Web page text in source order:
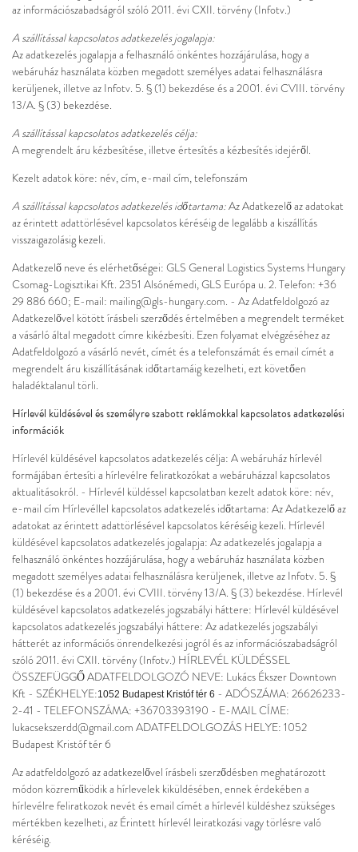
az információszabadságról szóló 2011. évi CXII. törvény (Infotv.)
A szállítással kapcsolatos adatkezelés jogalapja:
Az adatkezelés jogalapja a felhasználó önkéntes hozzájárulása, hogy a
webáruház használata közben megadott személyes adatai felhasználásra
kerüljenek, illetve az Infotv. 5. § (1) bekezdése és a 2001. évi CVIII. törvény
13/A. § (3) bekezdése.
A szállítással kapcsolatos adatkezelés célja:
A megrendelt áru kézbesítése, illetve értesítés a kézbesítés idejéről.
Kezelt adatok köre: név, cím, e-mail cím, telefonszám
A szállítással kapcsolatos adatkezelés időtartama:Az Adatkezelő az adatokat
az érintett adattörlésével kapcsolatos kéréséig de legalább a kiszállítás
visszaigazolásig kezeli.
Adatkezelő neve és elérhetőségei: GLS General Logistics Systems Hungary
Csomag-Logisztikai Kft. 2351 Alsónémedi, GLS Európa u. 2. Telefon: +36
29 886 660; E-mail: mailing@gls-hungary.com. - Az Adatfeldolgozó az
Adatkezelővel kötött írásbeli szerződés értelmében a megrendelt terméket
a vásárló által megadott címre kikézbesíti. Ezen folyamat elvégzéséhez az
Adatfeldolgozó a vásárló nevét, címét és a telefonszámát és email címét a
megrendelt áru kiszállításának időtartamáig kezelheti, ezt követően
haladéktalanul törli.
Hírlevél küldésével és személyre szabott reklámokkal kapcsolatos adatkezelési
információk
Hírlevél küldésével kapcsolatos adatkezelés célja: A webáruház hírlevél
formájában értesíti a hírlevélre feliratkozókat a webáruházzal kapcsolatos
aktualitásokról. - Hírlevél küldéssel kapcsolatban kezelt adatok köre: név,
e-mail cím Hírlevéllel kapcsolatos adatkezelés időtartama: Az Adatkezelő az
adatokat az érintett adattörlésével kapcsolatos kéréséig kezeli. Hírlevél
küldésével kapcsolatos adatkezelés jogalapja: Az adatkezelés jogalapja a
felhasználó önkéntes hozzájárulása, hogy a webáruház használata közben
megadott személyes adatai felhasználásra kerüljenek, illetve az Infotv. 5. §
(1) bekezdése és a 2001. évi CVIII. törvény 13/A. § (3) bekezdése. Hírlevél
küldésével kapcsolatos adatkezelés jogszabályi háttere: Hírlevél küldésével
kapcsolatos adatkezelés jogszabályi háttere: Az adatkezelés jogszabályi
hátterét az információs önrendelkezési jogról és az információszabadságról
szóló 2011. évi CXII. törvény (Infotv.) HÍRLEVÉL KÜLDÉSSEL
ÖSSZEFÜGGŐ ADATFELDOLGOZÓ NEVE: Lukács Ékszer Downtown
Kft - SZÉKHELYE:1052 Budapest Kristóf tér 6 - ADÓSZÁMA: 26626233-
2-41 - TELEFONSZÁMA: +36703393190 - E-MAIL CÍME:
lukacsekszerdd@gmail.com ADATFELDOLGOZÁS HELYE: 1052
Budapest Kristóf tér 6
Az adatfeldolgozó az adatkezelővel írásbeli szerződésben meghatározott
módon közreműködik a hírlevelek kiküldésében, ennek érdekében a
hírlevélre feliratkozok nevét és email címét a hírlevél küldéshez szükséges
mértékben kezelheti, az Érintett hírlevél leiratkozási vagy törlésre való
kéréséig.